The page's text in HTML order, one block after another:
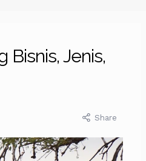
Jenis,
Share